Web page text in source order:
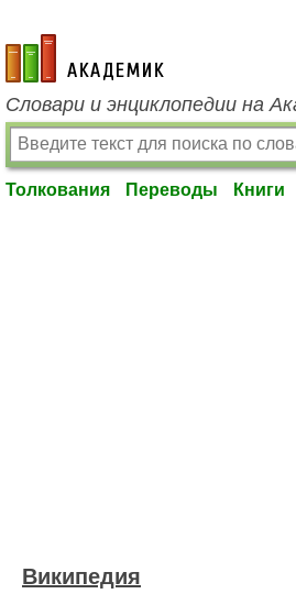
academic.ru
Словари и энциклопедии на
Толкования Переводы Книги
Википедия